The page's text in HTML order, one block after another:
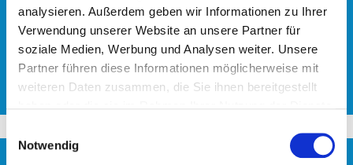
analysieren. Außerdem geben wir Informationen zu Ihrer
Verwendung unserer Website an unsere Partner für
soziale Medien, Werbung und Analysen weiter. Unsere
Partner führen diese Informationen möglicherweise mit
weiteren Daten zusammen, die Sie ihnen bereitgestellt
Notwendig